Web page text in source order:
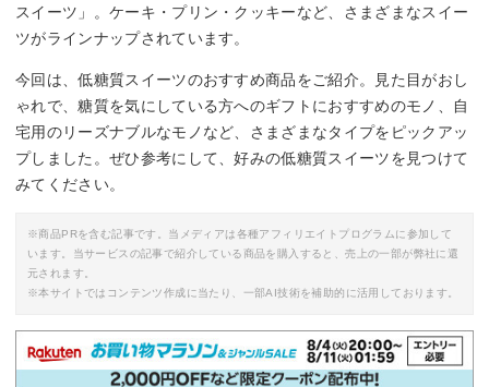
スイーツ」。ケーキ・プリン・クッキーなど、さまざまなスイー
ツがラインナップされています。
今回は、低糖質スイーツのおすすめ商品をご紹介。見た目がおし
ゃれで、糖質を気にしている方へのギフトにおすすめのモノ、自
宅用のリーズナブルなモノなど、さまざまなタイプをピックアッ
プしました。ぜひ参考にして、好みの低糖質スイーツを見つけて
みてください。
※商品PRを含む記事です。当メディアは各種アフィリエイトプログラムに参加して
います。当サービスの記事で紹介している商品を購入すると、売上の一部が弊社に還
元されます。
※本サイトではコンテンツ作成に当たり、一部AI技術を補助的に活用しております。